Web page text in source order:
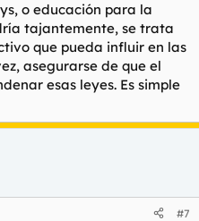
o educación para la
tajantemente, se trata
que pueda influir en las
asegurarse de que el
esas leyes. Es simple
#7